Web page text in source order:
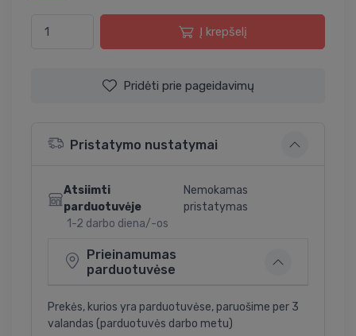
Į krepšelį
Pridėti prie pageidavimų
Pristatymo nustatymai
Atsiimti
parduotuvėje
1-2 darbo diena/-os
Nemokamas
pristatymas
Prieinamumas
parduotuvėse
Prekės, kurios yra parduotuvėse, paruošime per 3
valandas (parduotuvės darbo metu)